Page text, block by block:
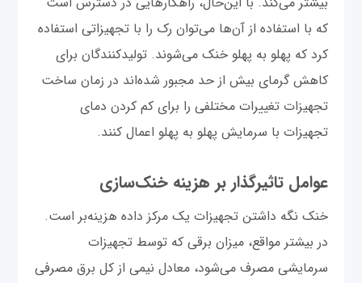
که با استفاده از آن‌ها می‌توان رک را با تجهیزاتی استفاده
کرد که پهلو به پهلو خنک می‌شوند. تولیدکنندگان برای
کاهش گرمای بیش از حد مجبور شده‌اند در زمان ساخت
تجهیزات تغییرات مختلفی را برای کم کردن دمای
تجهیزات با سرمایش پهلو به پهلو اعمال کنند.
عوامل تاثیرگذار بر هزینه خنک‌سازی
خنک نگه داشتن تجهیزات یک مرکز داده هزینه‌بر است.
در بیشتر مواقع، میزان برقی که توسط تجهیزات
سرمایشی مصرف می‌شود، معادل نیمی از کل برق مصرفی